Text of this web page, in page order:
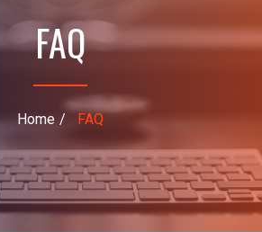
e
n
a
t
i
o
FAQ
Home FAQ